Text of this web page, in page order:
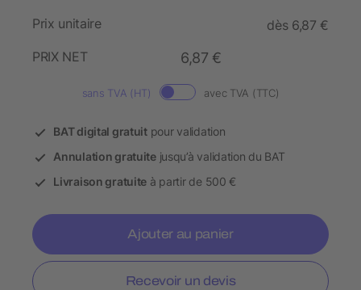
Prix unitaire
dès 6,87 €
PRIX NET
6,87 €
sans TVA (HT) avec TVA (TTC)
BAT digital gratuitpour validation
Annulation gratuitejusqu’à validation du BAT
Livraison gratuite à partir de 500 €
Ajouter au panier
Recevoir un devis